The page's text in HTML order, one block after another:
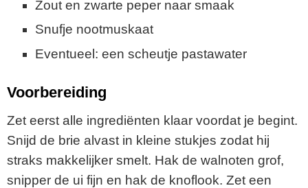
Zout en zwarte peper naar smaak
Snufje nootmuskaat
Eventueel: een scheutje pastawater
Voorbereiding
Zet eerst alle ingrediënten klaar voordat je begint.
Snijd de brie alvast in kleine stukjes zodat hij
straks makkelijker smelt. Hak de walnoten grof,
snipper de ui fijn en hak de knoflook. Zet een